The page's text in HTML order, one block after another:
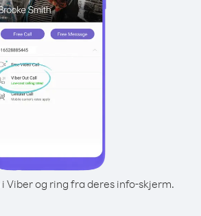
Viber og ring fra deres info-skjerm.